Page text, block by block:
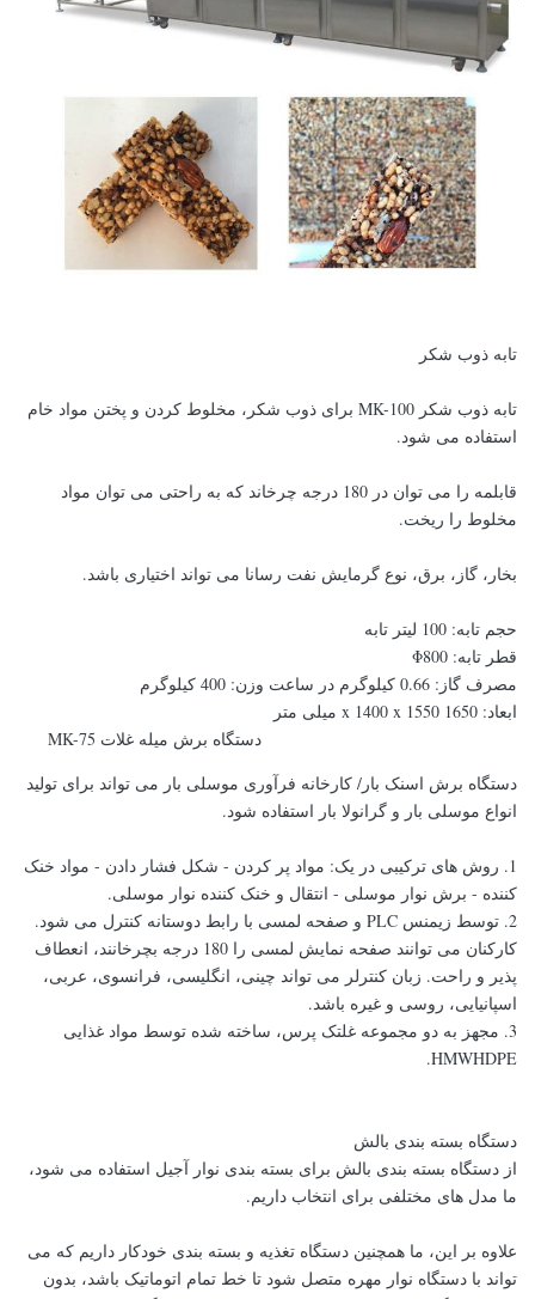
تابه ذوب شکر
تابه ذوب شکر MK-100 برای ذوب شکر، مخلوط کردن و پختن مواد خام
استفاده می شود.
قابلمه را می توان در 180 درجه چرخاند که به راحتی می توان مواد
مخلوط را ریخت.
بخار، گاز، برق، نوع گرمایش نفت رسانا می تواند اختیاری باشد.
حجم تابه: 100 لیتر تابه
قطر تابه: Φ800
مصرف گاز: 0.66 کیلوگرم در ساعت وزن: 400 کیلوگرم
ابعاد: 1650 x 1400 x 1550 میلی متر
دستگاه برش میله غلات MK-75
دستگاه برش اسنک بار/ کارخانه فرآوری موسلی بار می تواند برای تولید
انواع موسلی بار و گرانولا بار استفاده شود.
1. روش های ترکیبی در یک: مواد پر کردن - شکل فشار دادن - مواد خنک
کننده - برش نوار موسلی - انتقال و خنک کننده نوار موسلی.
2. توسط زیمنس PLC و صفحه لمسی با رابط دوستانه کنترل می شود.
کارکنان می توانند صفحه نمایش لمسی را 180 درجه بچرخانند، انعطاف
پذیر و راحت. زبان کنترلر می تواند چینی، انگلیسی، فرانسوی، عربی،
اسپانیایی، روسی و غیره باشد.
3. مجهز به دو مجموعه غلتک پرس، ساخته شده توسط مواد غذایی
HMWHDPE.
دستگاه بسته بندی بالش
از دستگاه بسته بندی بالش برای بسته بندی نوار آجیل استفاده می شود،
ما مدل های مختلفی برای انتخاب داریم.
علاوه بر این، ما همچنین دستگاه تغذیه و بسته بندی خودکار داریم که می
تواند با دستگاه نوار مهره متصل شود تا خط تمام اتوماتیک باشد، بدون